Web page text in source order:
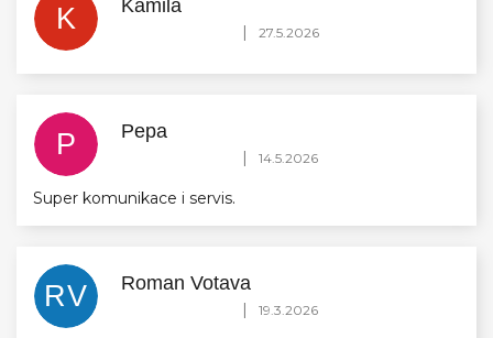
K Kamila
Hodnocení obchodu je 5 z 5 hvězdiček.
| 27.5.2026
P Pepa
Hodnocení obchodu je 5 z 5 hvězdiček.
| 14.5.2026
Super komunikace i servis.
RV Roman Votava
Hodnocení obchodu je 5 z 5 hvězdiček.
| 19.3.2026